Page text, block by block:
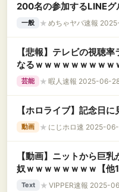
200名の参加するLINEグ
一般 ★ めちゃヤバ速報
【悲報】テレビの視聴
なるｗｗｗｗｗｗｗｗｗ
芸能 ★ 暇人速報 2025-06-
【ホロライブ】記念日
動画 ★ にじホロ速 2025-
【動画】ニットから巨
奴ｗｗｗｗｗｗｗｗ【他
Text ★ VIPPER速報 2025-